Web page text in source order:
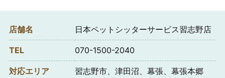
店舗名 日本ペットシッターサービス習志野店
TEL 070-1500-2040
対応エリア
習志野市、津田沼、幕張、幕張本郷